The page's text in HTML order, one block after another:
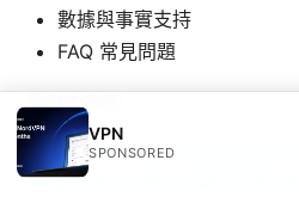
數據與事實支持
FAQ 常見問題
Sources:
Edgerouter vpn setup guide
EdgeRouter with OpenVPN,
VPN
SPONSORED